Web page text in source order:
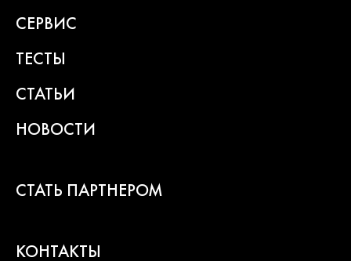
СЕРВИС
ТЕСТЫ
СТАТЬИ
НОВОСТИ
СТАТЬ ПАРТНЕРОМ
КОНТАКТЫ